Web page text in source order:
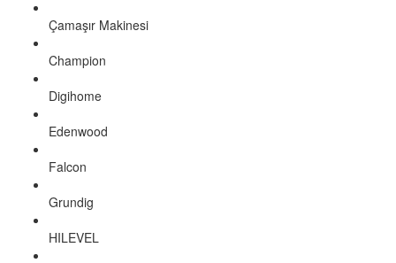
Çamaşır Makinesi
Champion
Digihome
Edenwood
Falcon
Grundig
HILEVEL